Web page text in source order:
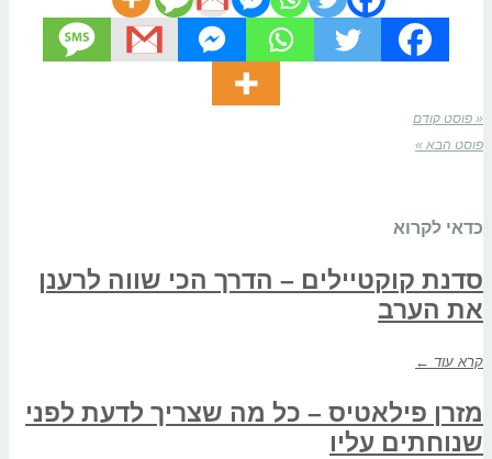
« פוסט קודם
פוסט הבא »
כדאי לקרוא
סדנת קוקטיילים – הדרך הכי שווה לרענן
את הערב
קרא עוד ←
מזרן פילאטיס – כל מה שצריך לדעת לפני
שנוחתים עליו